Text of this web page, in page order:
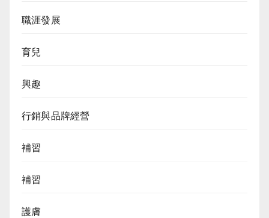
職涯發展
育兒
興趣
行銷與品牌經營
補習
補習
護膚